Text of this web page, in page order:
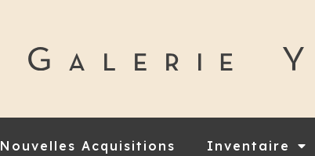
Nouvelles Acquisitions Inventaire